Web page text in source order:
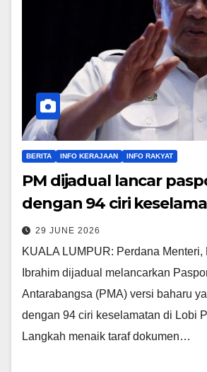
BERITA INFO KERAJAAN INFO RAKYAT
PM dijadual lancar
dengan 94 ciri
29 JUNE 2026
KUALA LUMPUR: Perdana Menteri,
Ibrahim dijadual melancarkan
Antarabangsa (PMA) versi baharu
dengan 94 ciri keselamatan di Lobi
Langkah menaik taraf dokumen…